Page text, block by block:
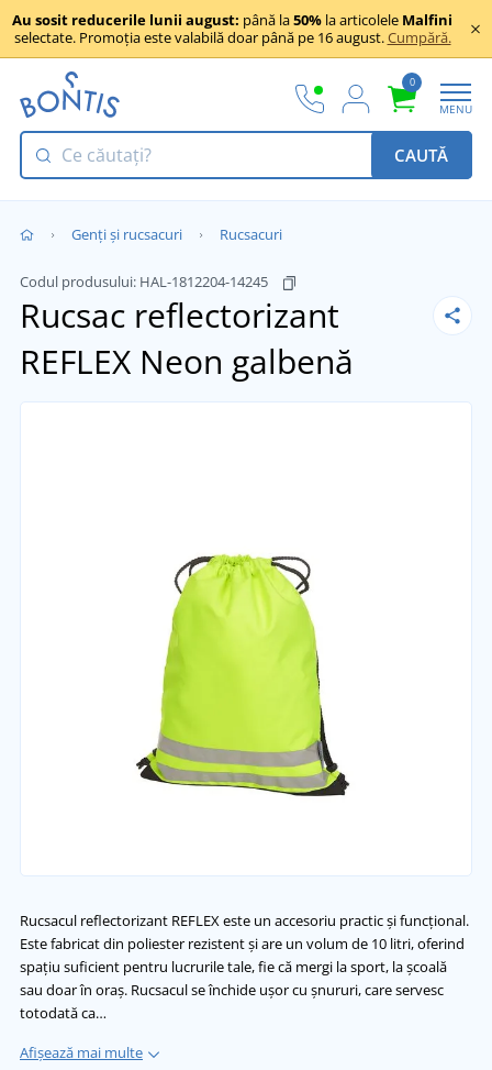
Au sosit reducerile lunii august: până la50% la articolele Malfini
selectate. Promoția este valabilă doar până pe 16 august.Cumpără.
0
MENU
CAUTĂ
Genți și rucsacuri Rucsacuri
Codul produsului: HAL-1812204-14245
Rucsac reflectorizant
REFLEX Neon galbenă
Rucsacul reflectorizant REFLEX este un accesoriu practic și funcțional.
Este fabricat din poliester rezistent și are un volum de 10 litri, oferind
spațiu suficient pentru lucrurile tale, fie că mergi la sport, la școală
sau doar în oraș. Rucsacul se închide ușor cu șnururi, care servesc
totodată ca…
Afișează mai multe